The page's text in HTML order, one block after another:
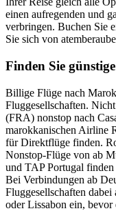
einen aufregenden und
verbringen. Buchen Sie
Sie sich von
Finden Sie
Billige Flüge nach
Fluggesellschaften.
(FRA) nonstop nach
marokkanischen Airline
für Direktflüge finden.
Nonstop-Flüge von ab
und TAP Portugal
Bei Verbindungen ab
Fluggesellschaften
oder Lissabon ein,